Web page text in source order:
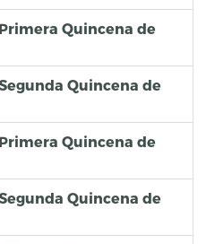
Quincena de
Quincena de
Quincena de
Quincena de